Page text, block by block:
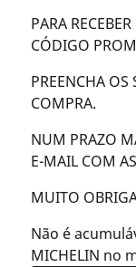
PARA
CÓDIGO
PREENCHA OS
COMPRA.
NUM PRAZO
E-MAIL COM
MUITO
Não é
MICHELIN no